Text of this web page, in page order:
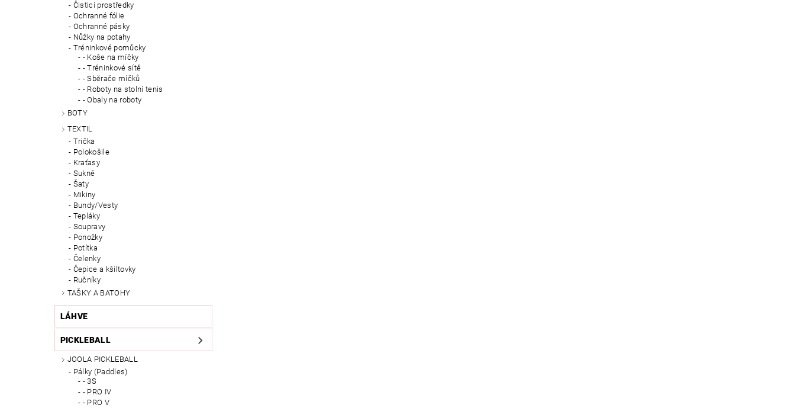
Čisticí prostředky
Ochranné fólie
Ochranné pásky
Nůžky na potahy
Tréninkové pomůcky
- Koše na míčky
- Tréninkové sítě
- Sběrače míčků
- Roboty na stolní tenis
- Obaly na roboty
BOTY
TEXTIL
Trička
Polokošile
Kraťasy
Sukně
Šaty
Mikiny
Bundy/Vesty
Tepláky
Soupravy
Ponožky
Potítka
Čelenky
Čepice a kšiltovky
Ručníky
TAŠKY A BATOHY
LÁHVE
PICKLEBALL
JOOLA PICKLEBALL
Pálky (Paddles)
- 3S
- PRO IV
- PRO V